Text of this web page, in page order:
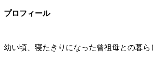
プロフィール
幼い頃、寝たきりになった曾祖母との暮